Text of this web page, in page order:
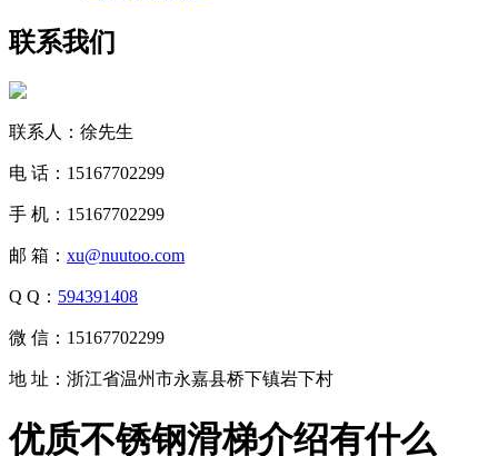
联系我们
联系人：徐先生
电 话：15167702299
手 机：15167702299
邮 箱： xu@nuutoo.com
Q Q： 594391408
微 信：15167702299
地 址：浙江省温州市永嘉县桥下镇岩下村
优质不锈钢滑梯介绍有什么